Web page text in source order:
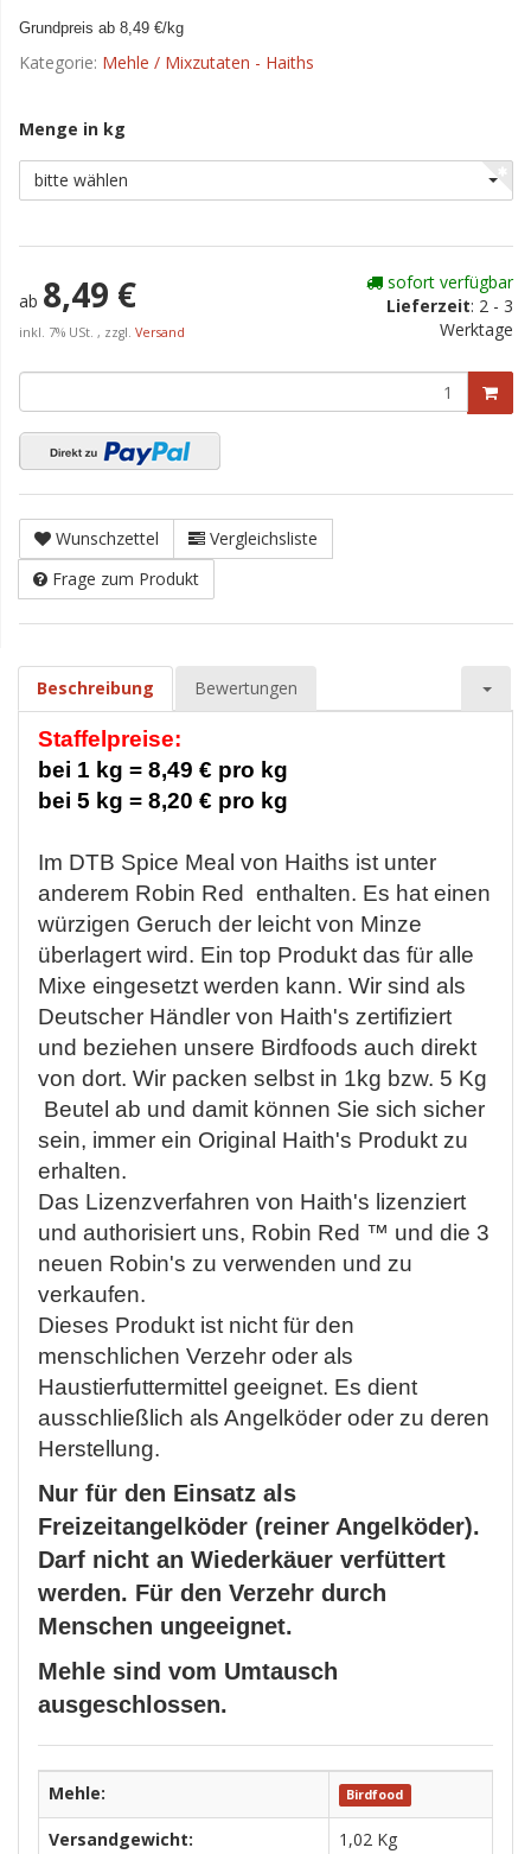
Grundpreis ab 8,49 €/kg
Kategorie: Mehle / Mixzutaten - Haiths
Menge in kg
bitte wählen
ab 8,49 €
inkl. 7% USt. , zzgl. Versand
sofort verfügbar
Lieferzeit: 2 - 3
Werktage
Wunschzettel
Vergleichsliste
Frage zum Produkt
Beschreibung Bewertungen
Staffelpreise:
bei 1 kg = 8,49 € pro kg
bei 5 kg = 8,20 € pro kg
Im DTB Spice Meal von Haiths ist unter
anderem Robin Red enthalten. Es hat einen
würzigen Geruch der leicht von Minze
überlagert wird. Ein top Produkt das für alle
Mixe eingesetzt werden kann. Wir sind als
Deutscher Händler von Haith's zertifiziert
und beziehen unsere Birdfoods auch direkt
von dort. Wir packen selbst in 1kg bzw. 5 Kg
Beutel ab und damit können Sie sich sicher
sein, immer ein Original Haith's Produkt zu
erhalten.
Das Lizenzverfahren von Haith's lizenziert
und authorisiert uns, Robin Red ™ und die 3
neuen Robin's zu verwenden und zu
verkaufen.
Dieses Produkt ist nicht für den
menschlichen Verzehr oder als
Haustierfuttermittel geeignet. Es dient
ausschließlich als Angelköder oder zu deren
Herstellung.
Nur für den Einsatz als
Freizeitangelköder (reiner Angelköder).
Darf nicht an Wiederkäuer verfüttert
werden. Für den Verzehr durch
Menschen ungeeignet.
Mehle sind vom Umtausch
ausgeschlossen.
Mehle: Birdfood
Versandgewicht: 1,02 Kg